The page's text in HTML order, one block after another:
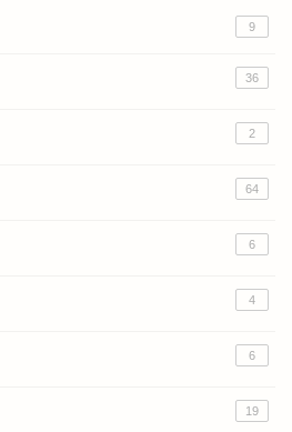
9
36
2
64
6
4
6
19